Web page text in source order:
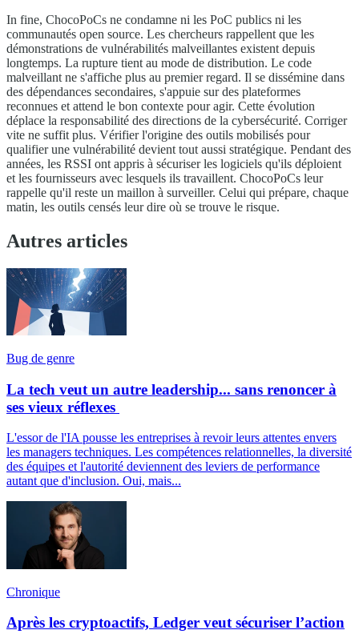
In fine, ChocoPoCs ne condamne ni les PoC publics ni les
communautés open source. Les chercheurs rappellent que les
démonstrations de vulnérabilités malveillantes existent depuis
longtemps. La rupture tient au mode de distribution. Le code
malveillant ne s'affiche plus au premier regard. Il se dissémine dans
des dépendances secondaires, s'appuie sur des plateformes
reconnues et attend le bon contexte pour agir. Cette évolution
déplace la responsabilité des directions de la cybersécurité. Corriger
vite ne suffit plus. Vérifier l'origine des outils mobilisés pour
qualifier une vulnérabilité devient tout aussi stratégique. Pendant des
années, les RSSI ont appris à sécuriser les logiciels qu'ils déploient
et les fournisseurs avec lesquels ils travaillent. ChocoPoCs leur
rappelle qu'il reste un maillon à surveiller. Celui qui prépare, chaque
matin, les outils censés leur dire où se trouve le risque.
Autres articles
Bug de genre
La tech veut un autre leadership... sans renoncer à
ses vieux réflexes
L'essor de l'IA pousse les entreprises à revoir leurs attentes envers
les managers techniques. Les compétences relationnelles, la diversité
des équipes et l'autorité deviennent des leviers de performance
autant que d'inclusion. Oui, mais...
Chronique
Après les cryptoactifs, Ledger veut sécuriser l’action